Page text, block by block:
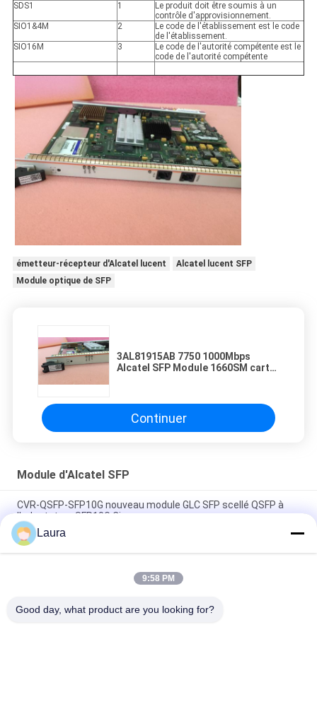
SDS1
1
Le produit doit être soumis à un
contrôle d'approvisionnement.
SIO1&4M
2
Le code de l'établissement est le code
de l'établissement.
SIO16M
3
Le code de l'autorité compétente est le
code de l'autorité compétente
émetteur-récepteur d'Alcatel lucent
Alcatel lucent SFP
Module optique de SFP
3AL81915AB 7750 1000Mbps
Alcatel SFP Module 1660SM carte
Continuer
Module d'Alcatel SFP
CVR-QSFP-SFP10G nouveau module GLC SFP scellé QSFP à
l'adaptateur SFP10G Cisco
Module QSFP de Cisco CVR-QSFP-SFP10G SFP GLC à
l'adaptateur SFP10G
Ouvrez la boîte Nokia-Alcatel-Lucent 3HE07305AA L'IMM 20-
Laura
9:58 PM
Good day, what product are you looking for?